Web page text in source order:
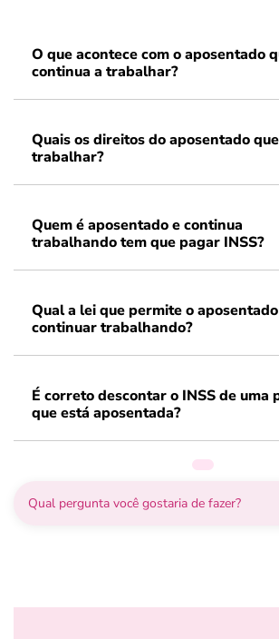
O que acontece com o aposentado
continua a trabalhar?
Quais os direitos do aposentado
trabalhar?
Quem é aposentado e continua
trabalhando tem que pagar INSS?
Qual a lei que permite o aposentado
continuar trabalhando?
É correto descontar o INSS de uma
que está aposentada?